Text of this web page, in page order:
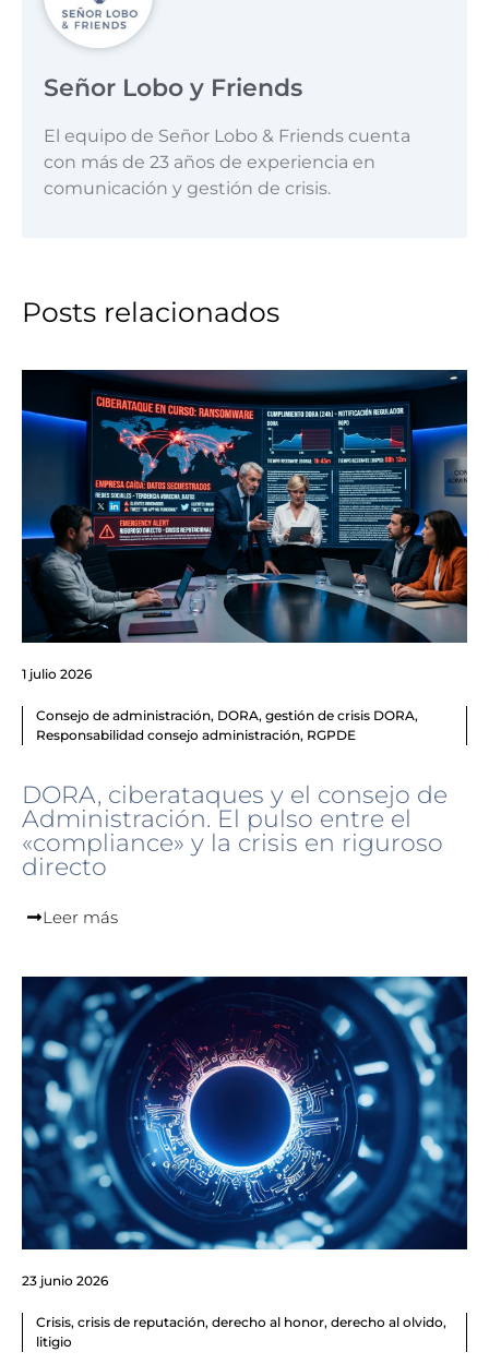
Señor Lobo y Friends
El equipo de Señor Lobo & Friends cuenta
con más de 23 años de experiencia en
comunicación y gestión de crisis.
Posts relacionados
1 julio 2026
Consejo de administración, DORA, gestión de crisis DORA,
Responsabilidad consejo administración, RGPDE
DORA, ciberataques y el consejo de
Administración. El pulso entre el
«compliance» y la crisis en riguroso
directo
Leer más
23 junio 2026
Crisis, crisis de reputación, derecho al honor, derecho al olvido,
litigio